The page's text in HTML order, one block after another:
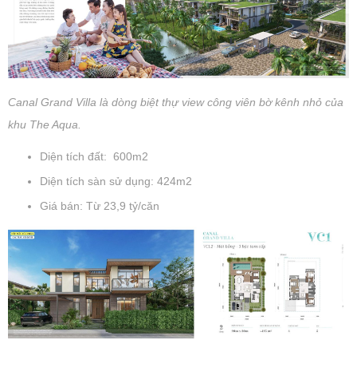
Canal Grand Villa là dòng biệt thự view công viên bờ kênh nhỏ của
khu The Aqua.
Diện tích đất: 600m2
Diện tích sàn sử dụng: 424m2
Giá bán: Từ 23,9 tỷ/căn